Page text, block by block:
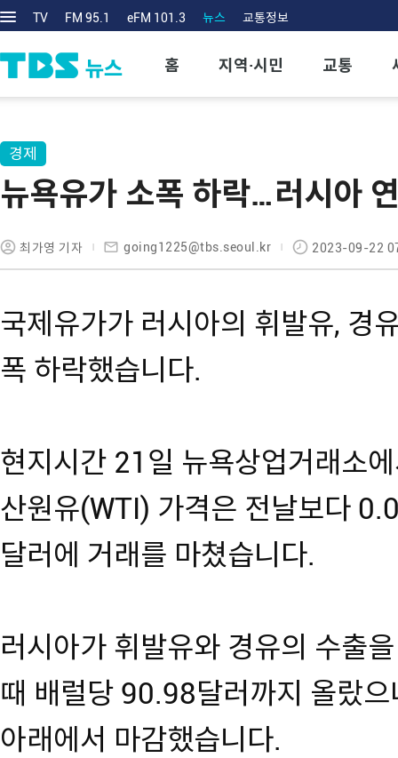
TV FM 95.1 eFM 101.3 뉴스 교통정보
홈 지역·시민 교통
경제
뉴욕유가 소폭 하락…러시아
최가영 기자 going1225@tbs.seoul.kr 2023-09-22
국제유가가 러시아의 휘발유, 경
폭 하락했습니다.
현지시간 21일 뉴욕상업거래소
산원유(WTI) 가격은 전날보다
달러에 거래를 마쳤습니다.
러시아가 휘발유와 경유의 수출
때 배럴당 90.98달러까지 올랐
아래에서 마감했습니다.